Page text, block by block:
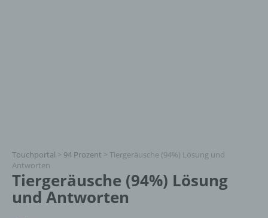
Touchportal > 94 Prozent > Tiergeräusche (94%) Lösung und
Antworten
Tiergeräusche (94%) Lösung
und Antworten